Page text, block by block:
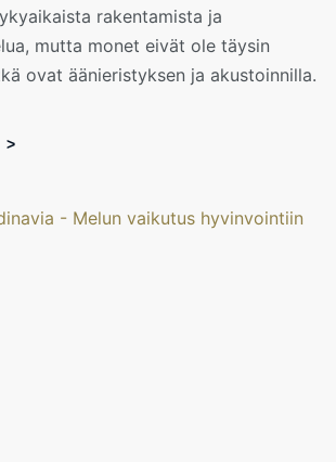
rakentamista ja
mutta monet eivät ole täysin
ovat äänieristyksen ja akustoinnilla.
>